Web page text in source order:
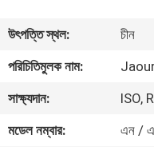
আমাদের
সম্পর্কে
কারখানা
উৎপত্তি স্থল:
চীন
পরিচিতিমুলক নাম:
সাক্ষ্যদান:
ISO,
মডেল নম্বার:
এন / এ